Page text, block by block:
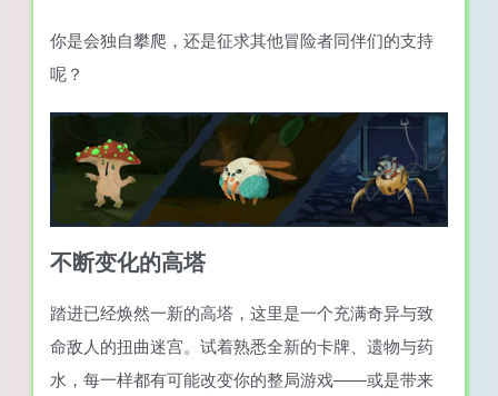
你是会独自攀爬，还是征求其他冒险者同伴们的支持
呢？
不断变化的高塔
踏进已经焕然一新的高塔，这里是一个充满奇异与致
命敌人的扭曲迷宫。试着熟悉全新的卡牌、遗物与药
水，每一样都有可能改变你的整局游戏——或是带来